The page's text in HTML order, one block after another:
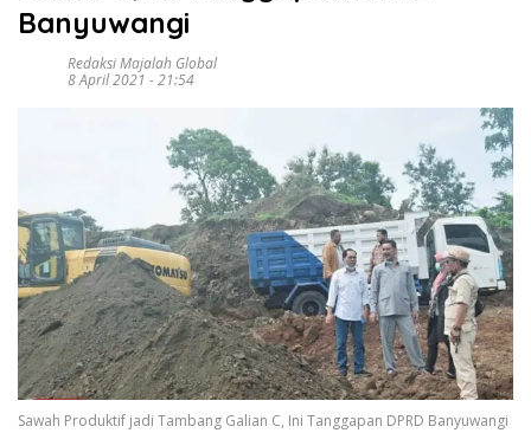
Banyuwangi
Redaksi Majalah Global
8 April 2021 - 21:54
Sawah Produktif jadi Tambang Galian C, Ini Tanggapan DPRD Banyuwangi